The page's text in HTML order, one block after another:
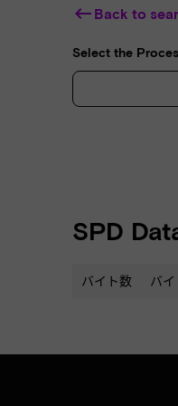
keyboard_backspace Back to
Select the
SPD
バイト数 バ